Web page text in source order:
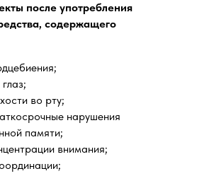
после употребления
содержащего
во рту;
нарушения
памяти;
внимания;